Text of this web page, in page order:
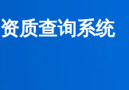
资质查询系统